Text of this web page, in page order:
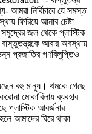
আমরা নির্বিচারে যে সমস্ত
ফিরিয়ে আনার চেষ্টা
জল থেকে প্লাস্টিক
আবার অবস্থায়
প্রজাতির গণবিলুপ্তিও
বহু মানুষ। থমকে গেছে
মোকাবিলায় ব্যবহার
প্লাস্টিক আবর্জনার
আমাদের ঘিরে থাকা